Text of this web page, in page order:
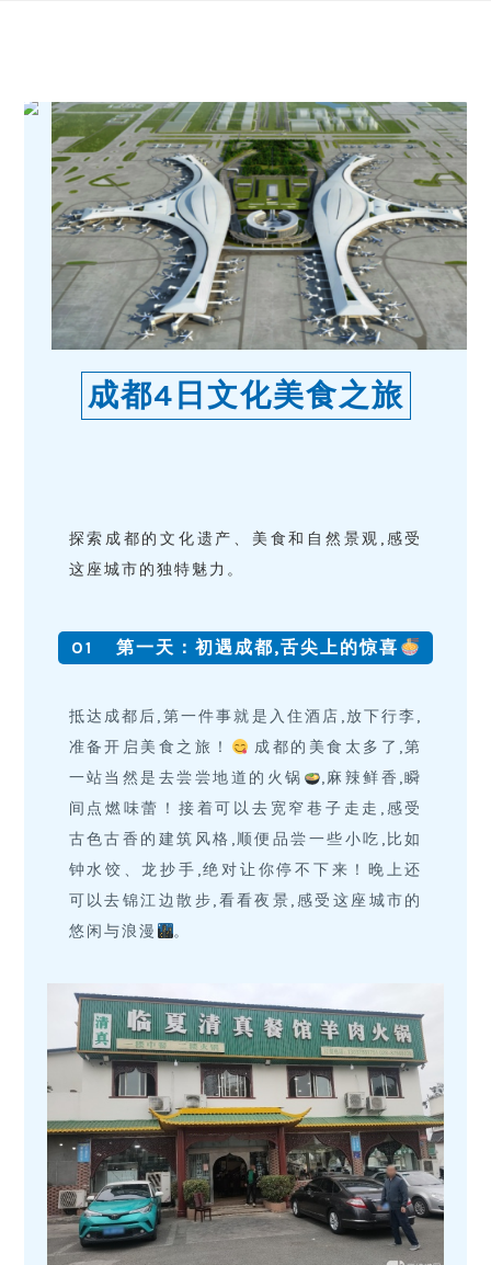
成都4日文化美食之旅
探索成都的文化遗产、美食和自然景观,感受
这座城市的独特魅力。
01 第一天：初遇成都,舌尖上的惊喜
抵达成都后,第一件事就是入住酒店,放下行李,
准备开启美食之旅！
成都的美食太多了,第
一站当然是去尝尝地道的火锅
,麻辣鲜香,瞬
间点燃味蕾！接着可以去宽窄巷子走走,感受
古色古香的建筑风格,顺便品尝一些小吃,比如
钟水饺、龙抄手,绝对让你停不下来！晚上还
可以去锦江边散步,看看夜景,感受这座城市的
悠闲与浪漫
。